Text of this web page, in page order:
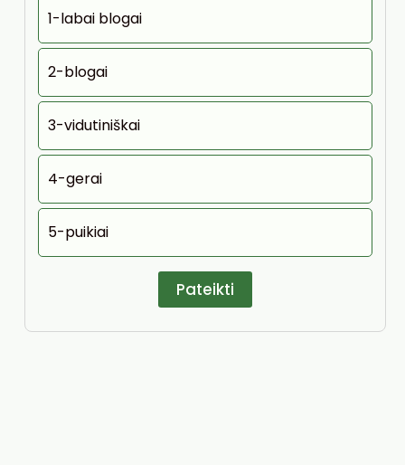
1-labai blogai
2-blogai
3-vidutiniškai
4-gerai
5-puikiai